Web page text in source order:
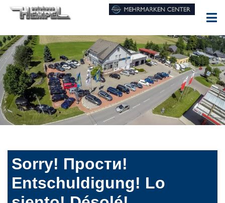
Sorry! Прости!
Entschuldigung! Lo